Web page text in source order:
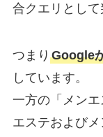
合クエリとして
つまり Google
しています。
一方の「メン
エステおよび